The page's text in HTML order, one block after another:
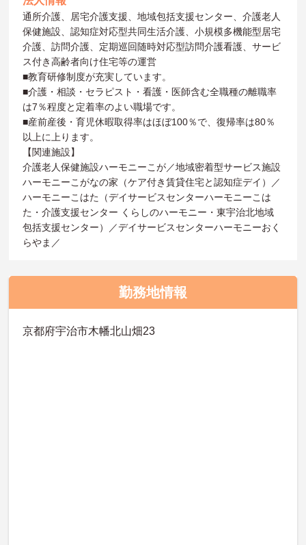
通所介護、居宅介護支援、地域包括支援センター、介護老人
保健施設、認知症対応型共同生活介護、小規模多機能型居宅
介護、訪問介護、定期巡回随時対応型訪問介護看護、サービ
ス付き高齢者向け住宅等の運営
■教育研修制度が充実しています。
■介護・相談・セラピスト・看護・医師含む全職種の離職率
は7％程度と定着率のよい職場です。
■産前産後・育児休暇取得率はほぼ100％で、復帰率は80％
以上に上ります。
【関連施設】
介護老人保健施設ハーモニーこが／地域密着型サービス施設
ハーモニーこがなの家（ケア付き賃貸住宅と認知症デイ）／
ハーモニーこはた（デイサービスセンターハーモニーこは
た・介護支援センター くらしのハーモニー・東宇治北地域
包括支援センター）／デイサービスセンターハーモニーおく
らやま／
勤務地情報
京都府宇治市木幡北山畑23